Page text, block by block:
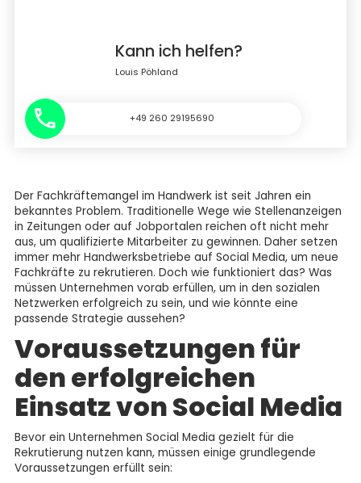
Kann ich helfen?
Louis Pöhland
+49 260 29195690
Der Fachkräftemangel im Handwerk ist seit Jahren ein
bekanntes Problem. Traditionelle Wege wie Stellenanzeigen
in Zeitungen oder auf Jobportalen reichen oft nicht mehr
aus, um qualifizierte Mitarbeiter zu gewinnen. Daher setzen
immer mehr Handwerksbetriebe auf Social Media, um neue
Fachkräfte zu rekrutieren. Doch wie funktioniert das? Was
müssen Unternehmen vorab erfüllen, um in den sozialen
Netzwerken erfolgreich zu sein, und wie könnte eine
passende Strategie aussehen?
Voraussetzungen für
den erfolgreichen
Einsatz von Social Media
Bevor ein Unternehmen Social Media gezielt für die
Rekrutierung nutzen kann, müssen einige grundlegende
Voraussetzungen erfüllt sein: